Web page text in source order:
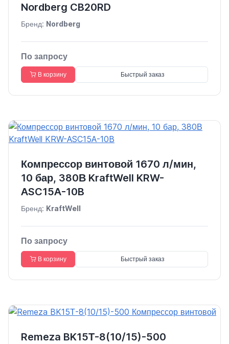
Nordberg CB20RD
Бренд: Nordberg
По запросу
В корзину Быстрый заказ
Компрессор винтовой 1670 л/мин,
10 бар, 380В KraftWell KRW-
ASC15A-10B
Бренд: KraftWell
По запросу
В корзину Быстрый заказ
Remeza BK15Т-8(10/15)-500